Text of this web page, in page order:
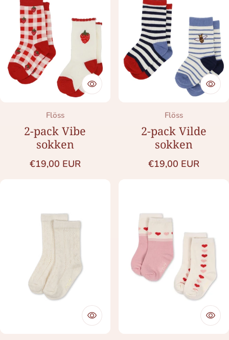
Merk:
Flöss
2-pack Vibe
sokken
Normale prijs
€19,00 EUR
Merk:
Flöss
2-pack Vilde
sokken
Normale prijs
€19,00 EUR